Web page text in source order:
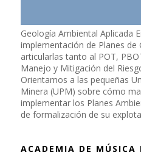
Geología Ambiental Aplicada
implementación de Planes de
articularlas tanto al POT,
Manejo y Mitigación del
Orientamos a las pequeñas
Minera (UPM) sobre cómo
implementar los Planes
de formalización de su
ACADEMIA DE MÚSICA